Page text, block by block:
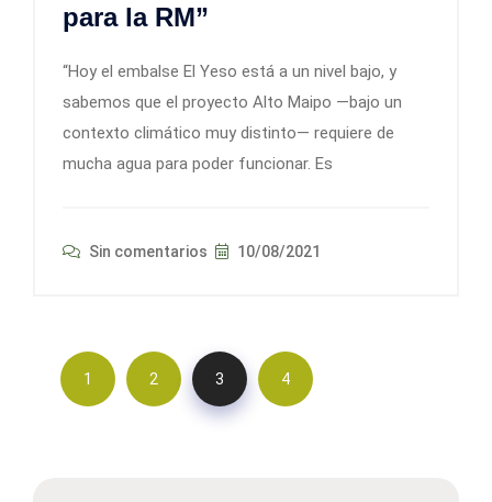
para la RM”
“Hoy el embalse El Yeso está a un nivel bajo, y
sabemos que el proyecto Alto Maipo —bajo un
contexto climático muy distinto— requiere de
mucha agua para poder funcionar. Es
Sin comentarios 10/08/2021
1 2 3 4